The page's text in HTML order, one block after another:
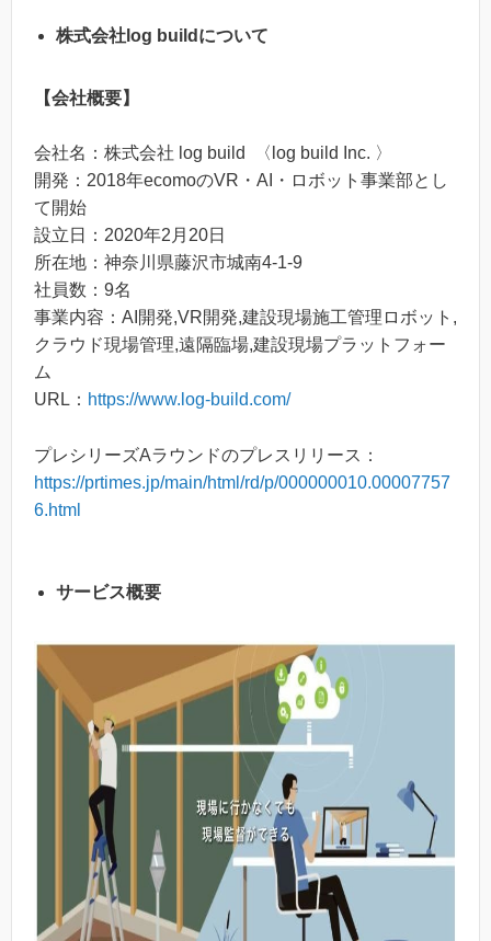
株式会社log buildについて
【会社概要】
会社名：株式会社 log build 〈log build Inc. 〉
開発：2018年ecomoのVR・AI・ロボット事業部とし
て開始
設立日：2020年2月20日
所在地：神奈川県藤沢市城南4-1-9
社員数：9名
事業内容：AI開発,VR開発,建設現場施工管理ロボット,
クラウド現場管理,遠隔臨場,建設現場プラットフォー
ム
URL： https://www.log-build.com/
プレシリーズAラウンドのプレスリリース：
https://prtimes.jp/main/html/rd/p/000000010.00007757
6.html
サービス概要